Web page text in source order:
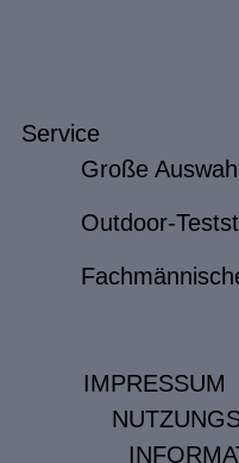
Service
Große
Outdoor-
IMPRESSUM